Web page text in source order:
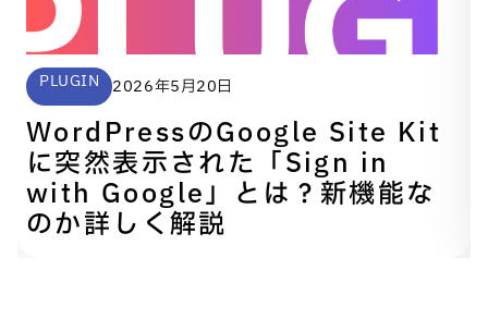
PLUGIN 2026年5月20日
WordPressのGoogle Site Kit
に突然表示された「Sign in
with Google」とは？新機能な
のか詳しく解説